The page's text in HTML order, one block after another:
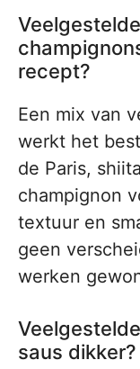
recept?
Een mix van
werkt het
de Paris,
champignon
textuur en
geen
werken
saus dikker?